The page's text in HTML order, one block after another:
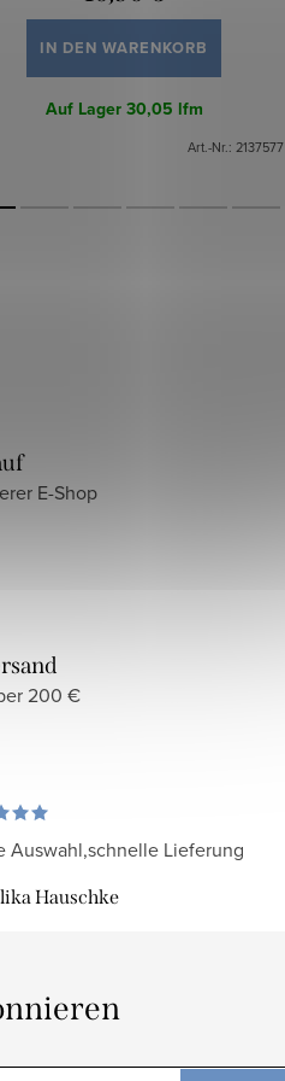
IN DEN WARENKORB
Auf Lager30,05 lfm
Art.-Nr.: 2137577
E-Shop
200 €
Auswahl,schnelle Lieferung
Hauschke